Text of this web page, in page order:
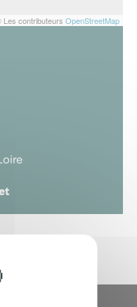
contributeurs OpenStreetMap